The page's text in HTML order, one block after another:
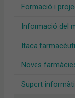
Formació i
Informació del
Itaca
Noves
Suport